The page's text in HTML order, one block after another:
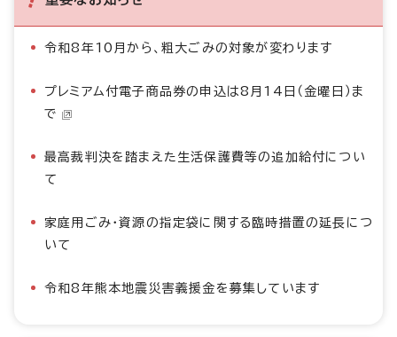
令和8年10月から、粗大ごみの対象が変わります
プレミアム付電子商品券の申込は8月14日（金曜日）ま
で
最高裁判決を踏まえた生活保護費等の追加給付につい
て
家庭用ごみ・資源の指定袋に関する臨時措置の延長につ
いて
令和8年熊本地震災害義援金を募集しています